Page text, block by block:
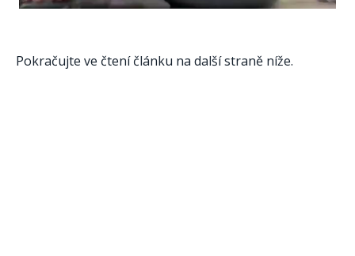
Pokračujte ve čtení článku na další straně níže.